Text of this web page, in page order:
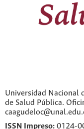
Universidad Nacional
de Salud Pública.
ISSN Impreso: 0124-